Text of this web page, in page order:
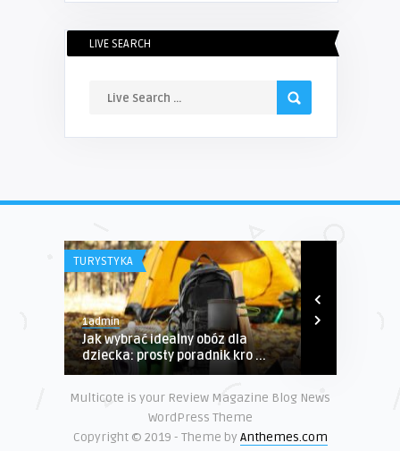
LIVE SEARCH
TURYSTYKA
1admin
Jak wybrać idealny obóz dla
dziecka: prosty poradnik kro ...
Multicote is your Review Magazine Blog News
WordPress Theme
Copyright © 2019 - Theme byAnthemes.com